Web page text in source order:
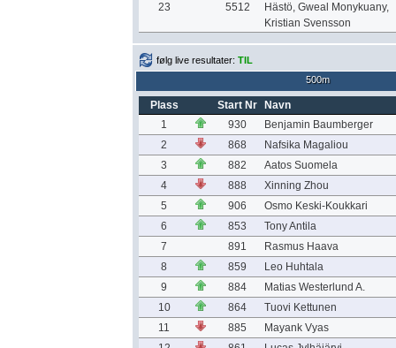
23 5512
Hästö, Gweal Monykuany,
Kristian Svensson
følg live resultater: TIL
500m
Plass Start Nr
Navn
1
930
Benjamin Baumberger
2
868
Nafsika Magaliou
3
882
Aatos Suomela
4
888
Xinning Zhou
5
906
Osmo Keski-Koukkari
6
853
Tony Antila
7
891
Rasmus Haava
8
859
Leo Huhtala
9
884
Matias Westerlund A.
10
864
Tuovi Kettunen
11
885
Mayank Vyas